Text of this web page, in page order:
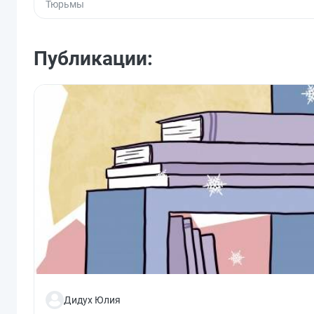
Тюрьмы
Публикации:
Дидух Юлия